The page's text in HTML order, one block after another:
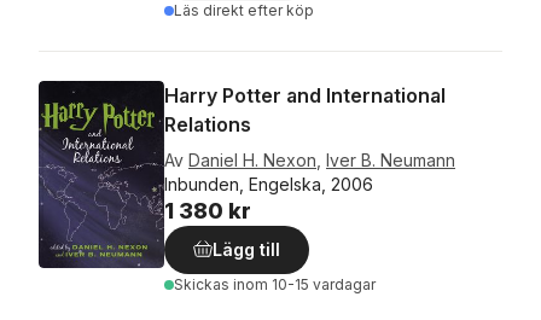
Läs direkt efter köp
Harry Potter and International
Relations
Av Daniel H. Nexon Iver B. Neumann
Inbunden, Engelska, 2006
1 380 kr
Lägg till
Skickas inom 10-15 vardagar